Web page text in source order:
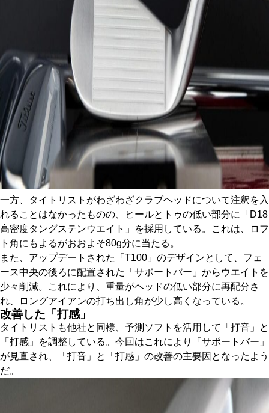
一方、タイトリストがわざわざクラブヘッドについて注釈を入
れることはなかったものの、ヒールとトゥの低い部分に「D18
高密度タングステンウエイト」を採用している。これは、ロフ
ト角にもよるがおおよそ80g分に当たる。
また、アップデートされた「T100」のデザインとして、フェ
ース中央の後ろに配置された「サポートバー」からウエイトを
少々削減。これにより、重量がヘッドの低い部分に再配分さ
れ、ロングアイアンの打ち出し角が少し高くなっている。
改善した「打感」
タイトリストも他社と同様、予測ソフトを活用して「打音」と
「打感」を調整している。今回はこれにより「サポートバー」
が見直され、「打音」と「打感」の改善の主要因となったよう
だ。